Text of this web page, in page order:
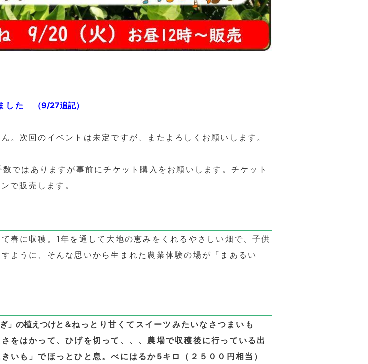
した （9/27追記）
。次回のイベントは未定ですが、またよろしくお願いします。
数ではありますが事前にチケット購入をお願いします。チケット
で販売します。
春に収穫。1年を通して大地の恵みをくれるやさしい畑で、子供
ように、そんな思いから生まれた農業体験の場が『まあるい
」の植えつけと＆ねっとり甘くてスイーツみたいなさつまいも
をはかって、ひげを切って、、、農場で収穫後に行っている出
いも」でほっとひと息。べにはるか5キロ（２５００円相当）